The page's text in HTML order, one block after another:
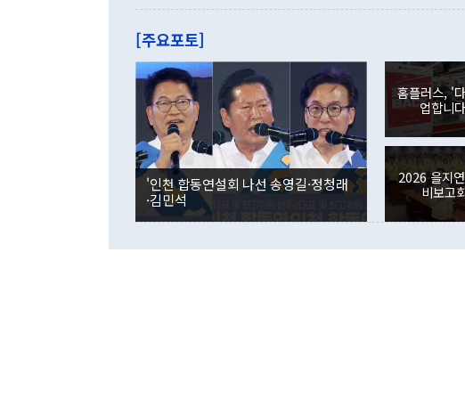
관은 업무보고 사후 브
이 9월 러시아 블라디
며 "정부 차원에서 (참
은 "그것은 외교부의
잘랐다. 정 장관이 이날
않았다는 점에서 문제
사합의 복원, 4자회담
권이라는 지적이 나오고
뒤 "여기 업무보고에 발
부의 한 소식통은 "정 장
를 거쳐 결정된 사안
련 부처 장관이 정부의
하고 대통령의 면전에
는 배당수입이 늘어난
였던 올해 3월(369억
인의 해외투자가 80억
각각 증가했다. 증권투
국인의 국내 주식 투자
감소하며 전월(-310억
경신했다. 외국인의 국
분기 말 만기도래 영향
다. 내국인의 해외 증권
다.
[주요포토]
'인천 합동연설회 나선 송영길·정청래
·김민석
홈플러스, '
업합니
2026 을지
비보고